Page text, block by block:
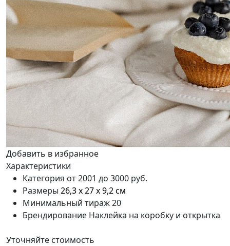
Добавить в избранное
Характеристики
Категория от 2001 до 3000 руб.
Размеры 26,3 х 27 х 9,2 см
Минимальный тираж20
Брендирование Наклейка на коробку и открытка
Уточняйте стоимость